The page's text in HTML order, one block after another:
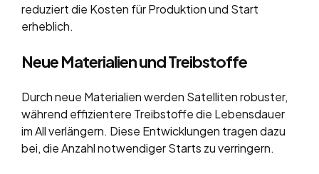
reduziert die Kosten für Produktion und Start
erheblich.
Neue Materialien und Treibstoffe
Durch neue Materialien werden Satelliten robuster,
während effizientere Treibstoffe die Lebensdauer
im All verlängern. Diese Entwicklungen tragen dazu
bei, die Anzahl notwendiger Starts zu verringern.